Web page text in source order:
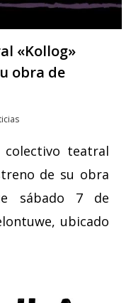
«Kollog»
obra de
colectivo teatral
de su obra
sábado 7 de
ubicado